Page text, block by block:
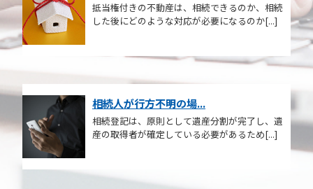
抵当権付きの不動産は、相続できるのか、相続
した後にどのような対応が必要になるのか[...]
相続人が行方不明の場...
相続登記は、原則として遺産分割が完了し、遺
産の取得者が確定している必要があるため[...]